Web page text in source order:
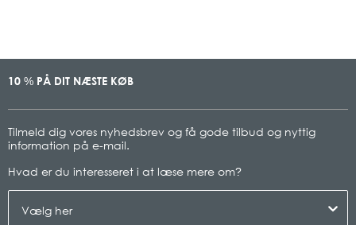
10 % PÅ DIT NÆSTE KØB
Tilmeld dig vores nyhedsbrev og få gode tilbud og nyttig
information på e-mail.
Hvad er du interesseret i at læse mere om?